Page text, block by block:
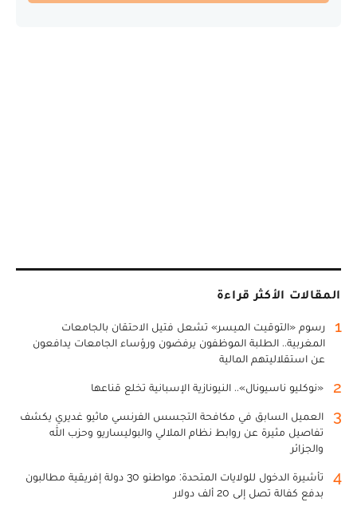
المقالات الأكثر قراءة
1
رسوم «التوقيت الميسر» تشعل فتيل الاحتقان بالجامعات
المغربية.. الطلبة الموظفون يرفضون ورؤساء الجامعات يدافعون
عن استقلاليتهم المالية
2 «نوكليو ناسيونال».. النيونازية الإسبانية تخلع قناعها
3
العميل السابق في مكافحة التجسس الفرنسي ماثيو غديري يكشف
تفاصيل مثيرة عن روابط نظام الملالي والبوليساريو وحزب الله
والجزائر
4
تأشيرة الدخول للولايات المتحدة: مواطنو 30 دولة إفريقية مطالبون
بدفع كفالة تصل إلى 20 ألف دولار